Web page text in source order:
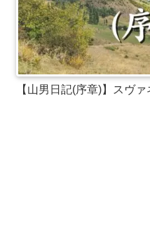
【山男日記(序章)】スヴ